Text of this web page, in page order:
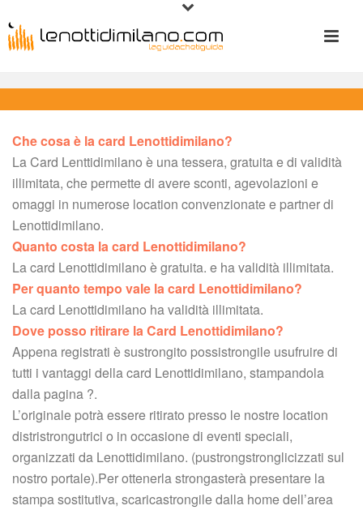
Che cosa è la card Lenottidimilano?
La Card Lenttidimilano è una tessera, gratuita e di validità
illimitata, che permette di avere sconti, agevolazioni e
omaggi in numerose location convenzionate e partner di
Lenottidimilano.
Quanto costa la card Lenottidimilano?
La card Lenottidimilano è gratuita. e ha validità illimitata.
Per quanto tempo vale la card Lenottidimilano?
La card Lenottidimilano ha validità illimitata.
Dove posso ritirare la Card Lenottidimilano?
Appena registrati è sustrongito possistrongile usufruire di
tutti i vantaggi della card Lenottidimilano, stampandola
dalla pagina ?.
L’originale potrà essere ritirato presso le nostre location
distristrongutrici o in occasione di eventi speciali,
organizzati da Lenottidimilano. (pustrongstronglicizzati sul
nostro portale).Per ottenerla strongasterà presentare la
tampa sostitutiva, scaricastrongile dalla home dell’area